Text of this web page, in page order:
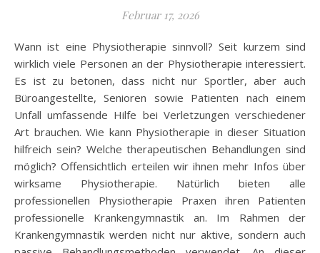
Februar 17, 2026
Wann ist eine Physiotherapie sinnvoll? Seit kurzem sind
wirklich viele Personen an der Physiotherapie interessiert.
Es ist zu betonen, dass nicht nur Sportler, aber auch
Büroangestellte, Senioren sowie Patienten nach einem
Unfall umfassende Hilfe bei Verletzungen verschiedener
Art brauchen. Wie kann Physiotherapie in dieser Situation
hilfreich sein? Welche therapeutischen Behandlungen sind
möglich? Offensichtlich erteilen wir ihnen mehr Infos über
wirksame Physiotherapie. Natürlich bieten alle
professionellen Physiotherapie Praxen ihren Patienten
professionelle Krankengymnastik an. Im Rahmen der
Krankengymnastik werden nicht nur aktive, sondern auch